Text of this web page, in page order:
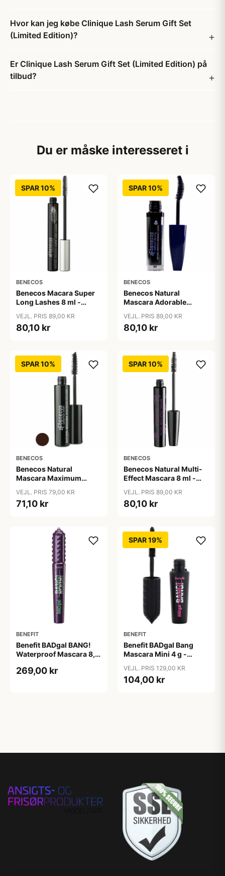
Hvor kan jeg købe Clinique Lash Serum Gift Set
(Limited Edition)?
Er Clinique Lash Serum Gift Set (Limited Edition) på
tilbud?
Du er måske interesseret i
SPAR 10%
BENECOS
Benecos Macara Super
Long Lashes 8 ml -
VEJL. PRIS 89,00 KR
80,10 kr
SPAR 10%
BENECOS
Benecos Natural
Mascara Adorable
Ocean
VEJL. PRIS 89,00 KR
80,10 kr
SPAR 10%
BENECOS
Benecos Natural
Mascara Maximum
Brown
VEJL. PRIS 79,00 KR
71,10 kr
SPAR 10%
BENECOS
Benecos Natural Multi-
Effect Mascara 8 ml -
VEJL. PRIS 89,00 KR
80,10 kr
BENEFIT
Benefit BADgal BANG!
Waterproof Mascara 8,5
269,00 kr
SPAR 19%
BENEFIT
Benefit BADgal Bang
Mascara Mini 4 g -
VEJL. PRIS 129,00 KR
104,00 kr